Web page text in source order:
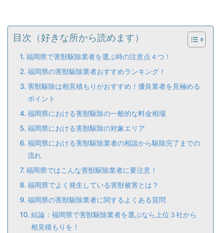
目次（好きな所から読めます）
福岡県で害獣駆除業者を選ぶ時の注意点４つ！
福岡県の害獣駆除業者おすすめランキング！
害獣駆除は相見積もりがおすすめ！優良業者を見極める
ポイント
福岡県における害獣駆除の一般的な料金相場
福岡県における害獣駆除の対象エリア
福岡県における害獣駆除業者の相談から駆除完了までの
流れ
福岡県ではこんな害獣駆除業者に要注意！
福岡県でよく発生している害獣被害とは？
福岡県の害獣駆除業者に関するよくある質問
結論：福岡県で害獣駆除業者を選ぶなら上位３社から
相見積もりを！